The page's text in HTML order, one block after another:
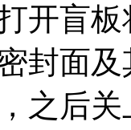
开盲
封面
之后